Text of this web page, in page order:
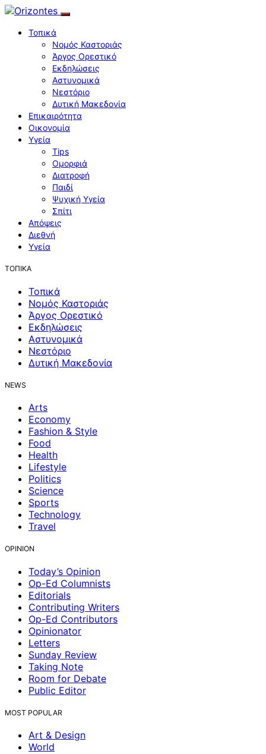
Τοπικά
Νομός Καστοριάς
Άργος Ορεστικό
Εκδηλώσεις
Αστυνομικά
Νεστόριο
Δυτική Μακεδονία
Επικαιρότητα
Οικονομία
Υγεία
Tips
Ομορφιά
Διατροφή
Παιδί
Ψυχική Υγεία
Σπίτι
Απόψεις
Διεθνή
Υγεία
ΤΟΠΙΚΑ
Τοπικά
Νομός Καστοριάς
Άργος Ορεστικό
Εκδηλώσεις
Αστυνομικά
Νεστόριο
Δυτική Μακεδονία
NEWS
Arts
Economy
Fashion & Style
Food
Health
Lifestyle
Politics
Science
Sports
Technology
Travel
OPINION
Today’s Opinion
Op-Ed Columnists
Editorials
Contributing Writers
Op-Ed Contributors
Opinionator
Letters
Sunday Review
Taking Note
Room for Debate
Public Editor
MOST POPULAR
Art & Design
World